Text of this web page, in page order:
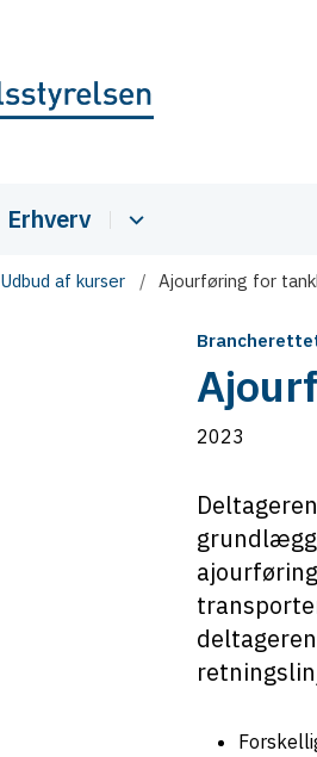
Erhverv
Udbud af kurser Ajourføring for
2023